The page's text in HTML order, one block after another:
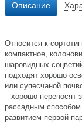
Описание
Относится к
компактное,
шаровидных
подходят хорошо
или супесчаной
– хорошо переносят
рассадным
развитием первой